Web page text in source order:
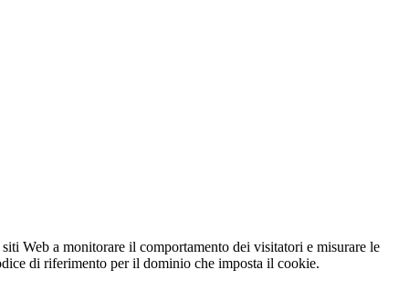
Web a monitorare il comportamento dei visitatori e misurare le
di riferimento per il dominio che imposta il cookie.